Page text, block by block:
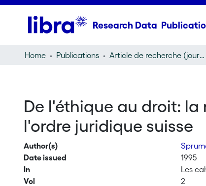
Research Data
Home Publications Article de recherche (journal article)
De l'éthique au droit:
l'ordre juridique suisse
Author(s)
Date issued
1995
In
Les
Vol
2